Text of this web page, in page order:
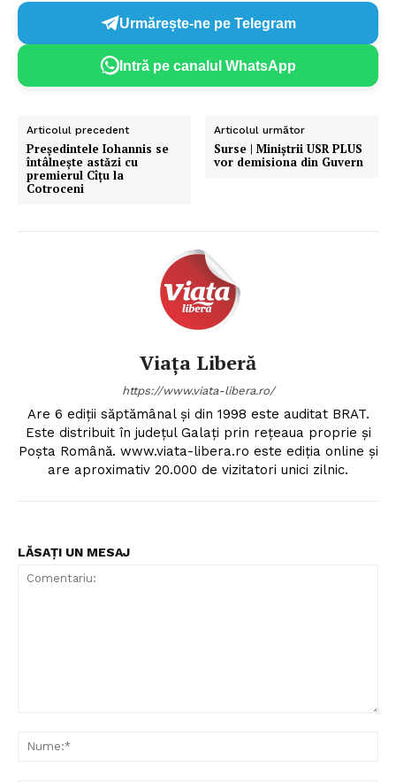
Urmărește-ne pe Telegram
Intră pe canalul WhatsApp
Articolul precedent
Președintele Iohannis se
întâlnește astăzi cu
premierul Cîțu la
Cotroceni
Articolul următor
Surse | Miniștrii USR PLUS
vor demisiona din Guvern
Viața Liberă
https://www.viata-libera.ro/
Are 6 ediții săptămânal și din 1998 este auditat BRAT.
Este distribuit în județul Galați prin rețeaua proprie și
Poșta Română. www.viata-libera.ro este ediția online și
are aproximativ 20.000 de vizitatori unici zilnic.
LĂSAȚI UN MESAJ